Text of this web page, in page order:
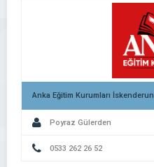
Anka Eğitim Kurumları İskenderun
Poyraz Gülerden
0533 262 26 52